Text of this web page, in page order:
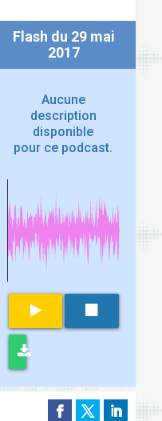
Flash du 29 mai
2017
Aucune
description
disponible
pour ce podcast.